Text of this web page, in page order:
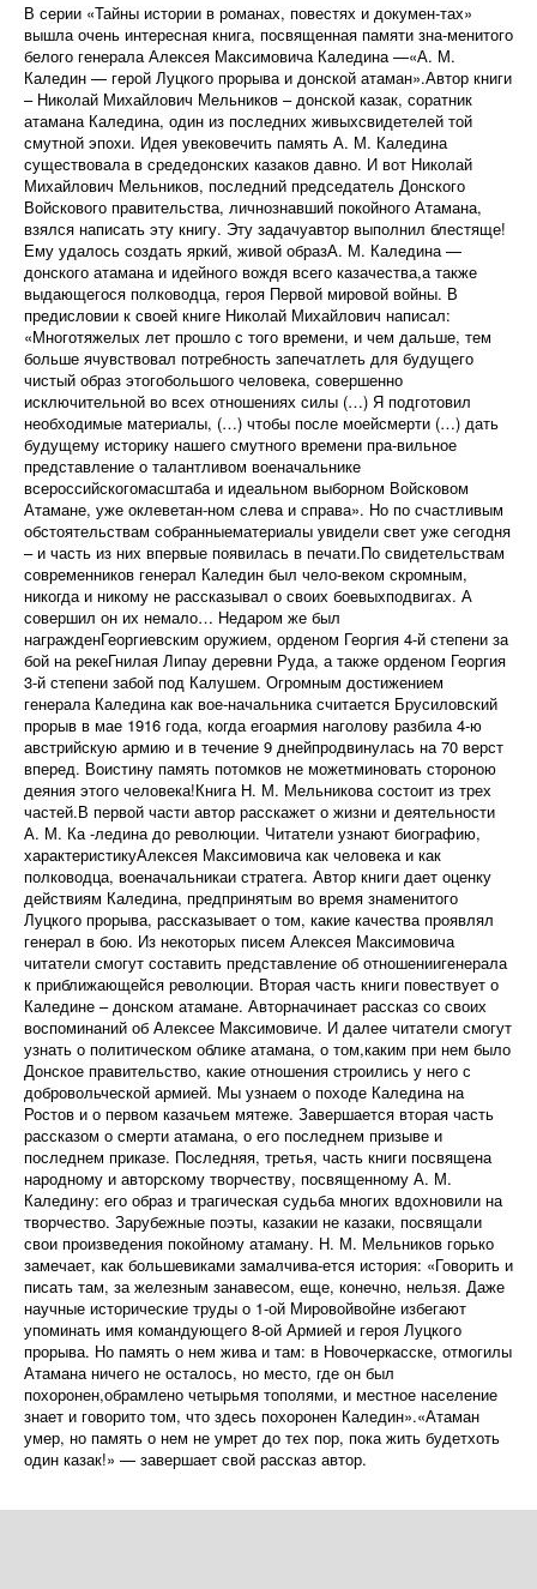
В серии «Тайны истории в романах, повестях и докумен-тах»
вышла очень интересная книга, посвященная памяти зна-менитого
белого генерала Алексея Максимовича Каледина —«А. М.
Каледин — герой Луцкого прорыва и донской атаман».Автор книги
– Николай Михайлович Мельников – донской казак, соратник
атамана Каледина, один из последних живыхсвидетелей той
смутной эпохи. Идея увековечить память А. М. Каледина
существовала в средедонских казаков давно. И вот Николай
Михайлович Мельников, последний председатель Донского
Войскового правительства, личнознавший покойного Атамана,
взялся написать эту книгу. Эту задачуавтор выполнил блестяще!
Ему удалось создать яркий, живой образА. М. Каледина —
донского атамана и идейного вождя всего казачества,а также
выдающегося полководца, героя Первой мировой войны. В
предисловии к своей книге Николай Михайлович написал:
«Многотяжелых лет прошло с того времени, и чем дальше, тем
больше ячувствовал потребность запечатлеть для будущего
чистый образ этогобольшого человека, совершенно
исключительной во всех отношениях силы (…) Я подготовил
необходимые материалы, (…) чтобы после моейсмерти (…) дать
будущему историку нашего смутного времени пра-вильное
представление о талантливом военачальнике
всероссийскогомасштаба и идеальном выборном Войсковом
Атамане, уже оклеветан-ном слева и справа». Но по счастливым
обстоятельствам собранныематериалы увидели свет уже сегодня
– и часть из них впервые появилась в печати.По свидетельствам
современников генерал Каледин был чело-веком скромным,
никогда и никому не рассказывал о своих боевыхподвигах. А
совершил он их немало… Недаром же был
награжденГеоргиевским оружием, орденом Георгия 4-й степени за
бой на рекеГнилая Липау деревни Руда, а также орденом Георгия
3-й степени забой под Калушем. Огромным достижением
генерала Каледина как вое-начальника считается Брусиловский
прорыв в мае 1916 года, когда егоармия наголову разбила 4-ю
австрийскую армию и в течение 9 днейпродвинулась на 70 верст
вперед. Воистину память потомков не можетминовать стороною
деяния этого человека!Книга Н. М. Мельникова состоит из трех
частей.В первой части автор расскажет о жизни и деятельности
А. М. Ка -ледина до революции. Читатели узнают биографию,
характеристикуАлексея Максимовича как человека и как
полководца, военачальникаи стратега. Автор книги дает оценку
действиям Каледина, предпринятым во время знаменитого
Луцкого прорыва, рассказывает о том, какие качества проявлял
генерал в бою. Из некоторых писем Алексея Максимовича
читатели смогут составить представление об отношениигенерала
к приближающейся революции. Вторая часть книги повествует о
Каледине – донском атамане. Авторначинает рассказ со своих
воспоминаний об Алексее Максимовиче. И далее читатели смогут
узнать о политическом облике атамана, о том,каким при нем было
Донское правительство, какие отношения строились у него с
добровольческой армией. Мы узнаем о походе Каледина на
Ростов и о первом казачьем мятеже. Завершается вторая часть
рассказом о смерти атамана, о его последнем призыве и
последнем приказе. Последняя, третья, часть книги посвящена
народному и авторскому творчеству, посвященному А. М.
Каледину: его образ и трагическая судьба многих вдохновили на
творчество. Зарубежные поэты, казакии не казаки, посвящали
свои произведения покойному атаману. Н. М. Мельников горько
замечает, как большевиками замалчива-ется история: «Говорить и
писать там, за железным занавесом, еще, конечно, нельзя. Даже
научные исторические труды о 1-ой Мировойвойне избегают
упоминать имя командующего 8-ой Армией и героя Луцкого
прорыва. Но память о нем жива и там: в Новочеркасске, отмогилы
Атамана ничего не осталось, но место, где он был
похоронен,обрамлено четырьмя тополями, и местное население
знает и говорито том, что здесь похоронен Каледин».«Атаман
умер, но память о нем не умрет до тех пор, пока жить будетхоть
один казак!» — завершает свой рассказ автор.